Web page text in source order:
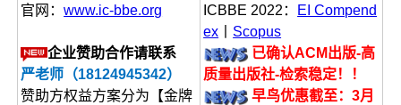
官网：www.ic-bbe.org
企业赞助合作请联系
严老师（18124945342）
赞助方权益方案分为【金牌
ICBBE 2022：
EI Compend
ex
Scopus
已确认ACM出版-高
质量出版社-检索稳定！！
早鸟优惠截至：3月